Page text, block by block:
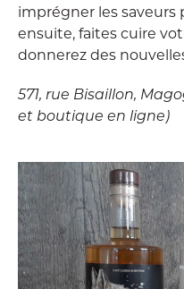
imprégner les
ensuite, faites cuire
donnerez des
571, rue Bisaillon,
et boutique en ligne)